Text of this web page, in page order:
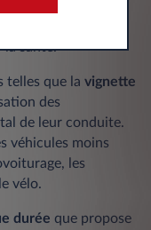
les plus
de
la santé.
telles que la vignette
des
de leur conduite.
véhicules moins
les
vélo.
durée que propose